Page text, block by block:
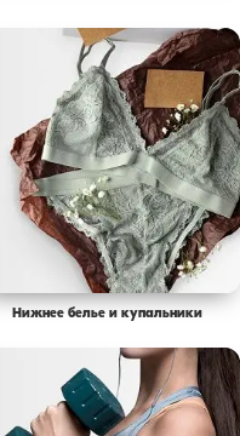
Нижнее белье и купальники